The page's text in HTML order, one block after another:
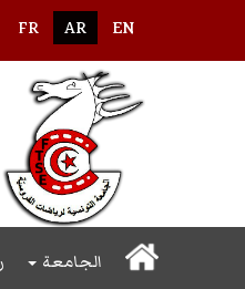
اختر لغتك
FR AR EN
الجامعة